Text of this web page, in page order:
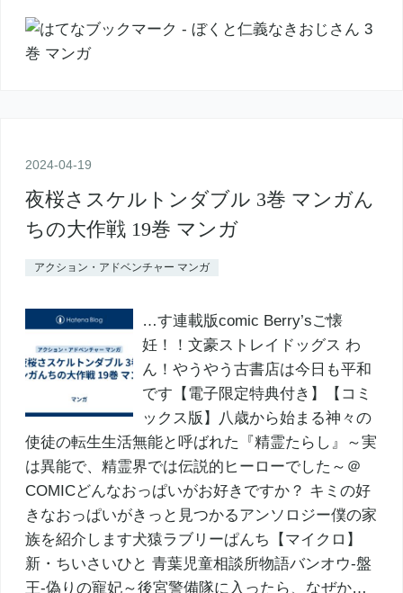
2024-04-19
夜桜さスケルトンダブル 3巻 マンガん
ちの大作戦 19巻 マンガ
アクション・アドベンチャー マンガ
…す連載版comic Berry’sご懐
妊！！文豪ストレイドッグス わ
ん！やうやう古書店は今日も平和
です【電子限定特典付き】【コミ
ックス版】八歳から始まる神々の
使徒の転生生活無能と呼ばれた『精霊たらし』～実
は異能で、精霊界では伝説的ヒーローでした～＠
COMICどんなおっぱいがお好きですか？ キミの好
きなおっぱいがきっと見つかるアンソロジー僕の家
族を紹介します犬猿ラブリーぱんち【マイクロ】
新・ちいさいひと 青葉児童相談所物語バンオウ-盤
王-偽りの寵妃～後宮警備隊に入ったら、なぜか…